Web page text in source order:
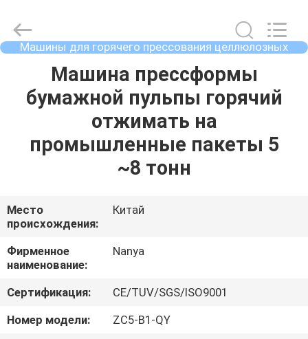
ПРОДУКТЫ
РОЛИКИ
VR
ШОУ
О
НАС
Equipment
Ltd..
All
Машины для горячего прессования целлюлозных
покрытий
Машина прессформы
бумажной пульпы горячий
отжимать на
промышленные пакеты 5
~8 тонн
Место
происхождения:
Китай
Фирменное
наименование:
Nanya
Сертификация:
CE/TUV/SGS/ISO9001
Номер модели:
ZC5-B1-QY